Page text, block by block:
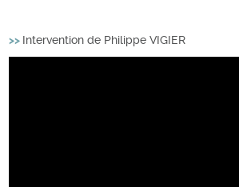
>> Intervention de Philippe VIGIER